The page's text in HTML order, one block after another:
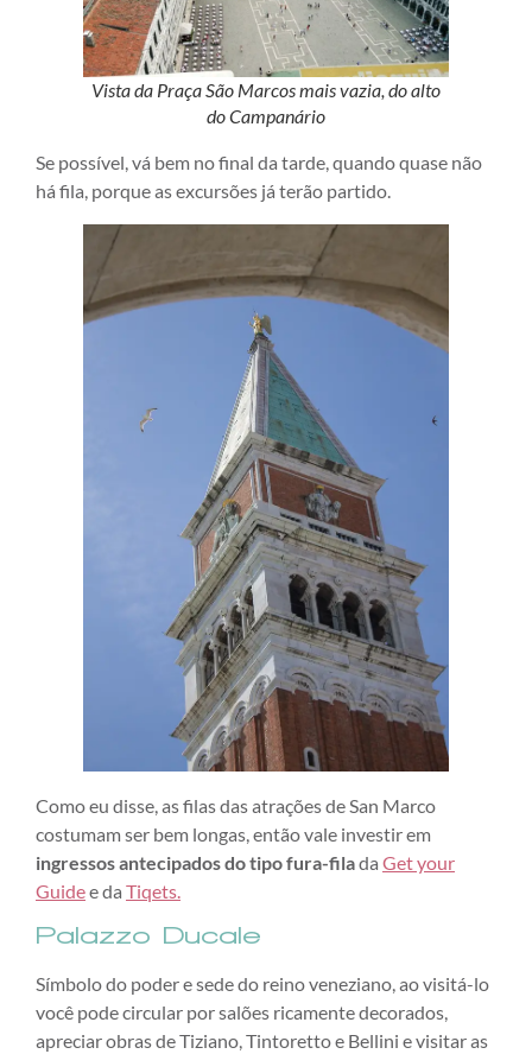
Vista da Praça São Marcos mais vazia, do alto
do Campanário
Se possível, vá bem no final da tarde, quando quase não
há fila, porque as excursões já terão partido.
Como eu disse, as filas das atrações de San Marco
costumam ser bem longas, então vale investir em
ingressos antecipados do tipo fura-filada Get your
Guidee da Tiqets.
Palazzo Ducale
Símbolo do poder e sede do reino veneziano, ao visitá-lo
você pode circular por salões ricamente decorados,
apreciar obras de Tiziano, Tintoretto e Bellini e visitar as